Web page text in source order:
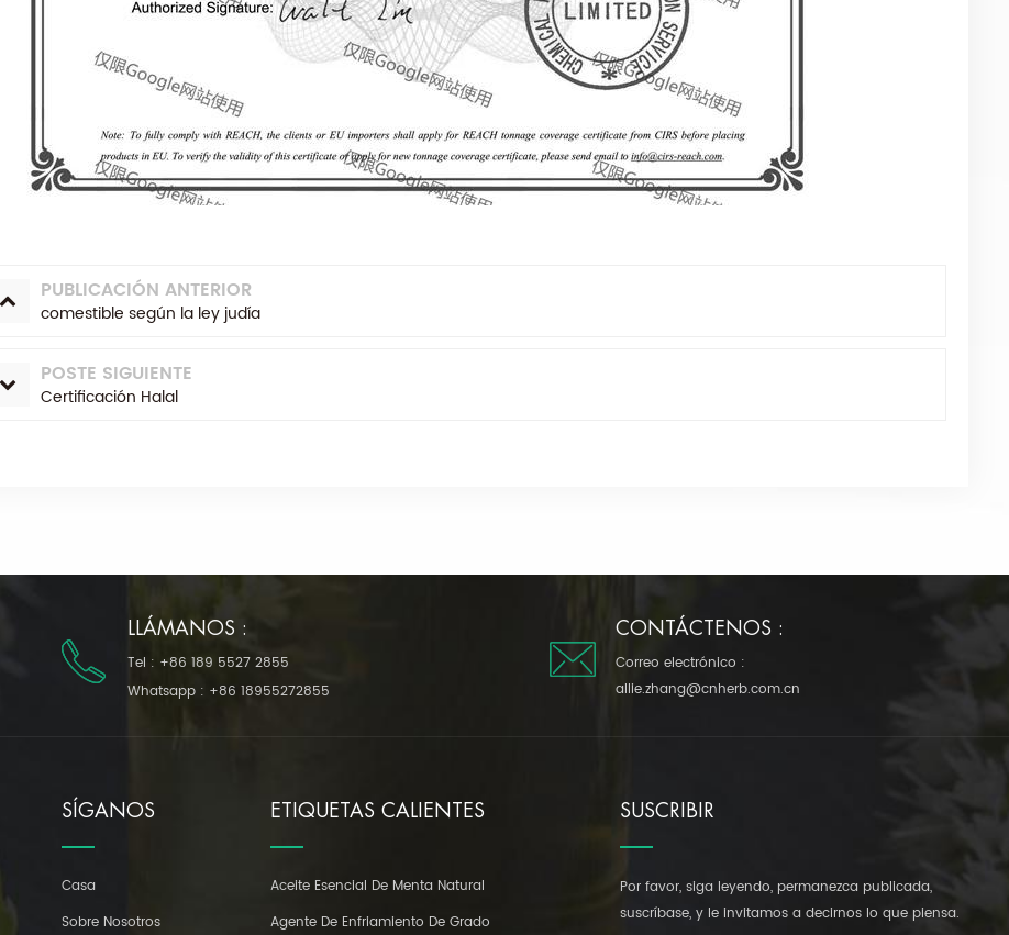
PUBLICACIÓN ANTERIOR
comestible según la ley judía
POSTE SIGUIENTE
Certificación Halal
LLÁMANOS :
Tel : +86 189 5527 2855
Whatsapp : +86 18955272855
CONTÁCTENOS :
Correo electrónico :
allie.zhang@cnherb.com.cn
SÍGANOS
Casa
Sobre Nosotros
ETIQUETAS CALIENTES
Aceite Esencial De Menta Natural
Agente De Enfriamiento De Grado
SUSCRIBIR
Por favor, siga leyendo, permanezca publicada,
suscríbase, y le invitamos a decirnos lo que piensa.